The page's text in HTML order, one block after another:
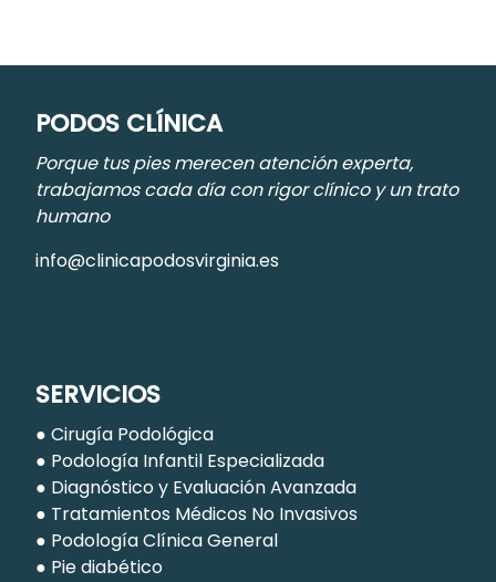
PODOS CLÍNICA
Porque tus pies merecen atención experta,
trabajamos cada día con rigor clínico y un trato
humano
info@clinicapodosvirginia.es
SERVICIOS
● Cirugía Podológica
● Podología Infantil Especializada
● Diagnóstico y Evaluación Avanzada
● Tratamientos Médicos No Invasivos
● Podología Clínica General
● Pie diabético